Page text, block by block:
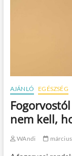
AJÁNLÓ EGÉSZSÉG
nem kell,
WAndi